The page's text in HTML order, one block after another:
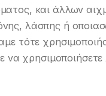
και άλλων
λάσπης ή
τότε
να